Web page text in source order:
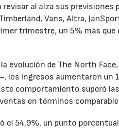
al alza sus previsiones
Vans, Altra,
trimestre, un 5% más que
evolución de The North
ingresos aumentaron un
comportamiento superó
en términos
el 54,9%, un punto